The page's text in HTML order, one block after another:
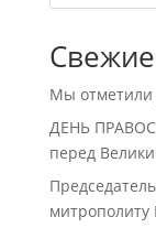
Мы отметили
ДЕНЬ
перед